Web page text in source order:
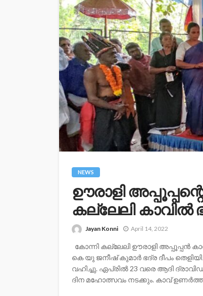
NEWS
ഊരാളി
കല്ലേലി കാവിൽ
Jayan Konni April 14, 2022
കോന്നി കല്ലേലി ഊരാളി
കെ യു ജനീഷ് കുമാർ ഭദ്ര ദീപം
വഹിച്ചു. ഏപ്രിൽ 23 വരെ ആദി
ദിന മഹോത്സവം നടക്കും. കാവ്